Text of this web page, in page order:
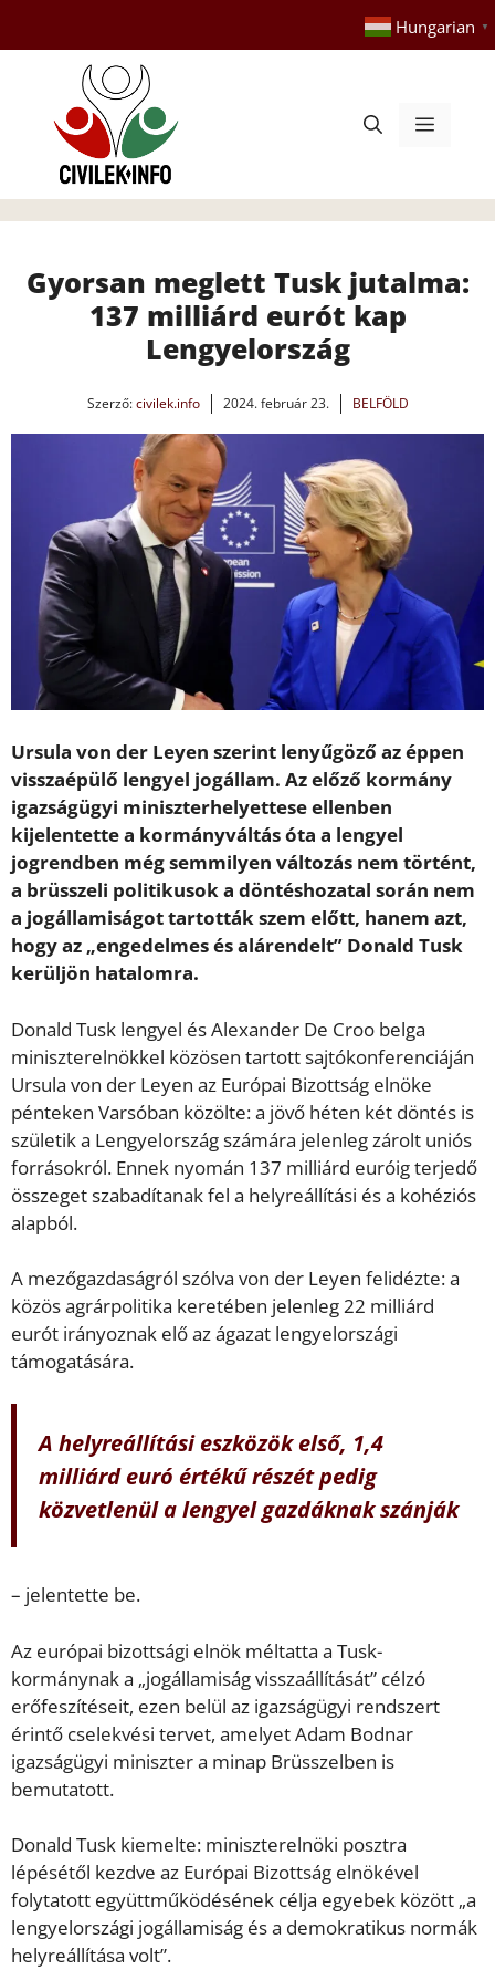
tartalomba
Hungarian ▼
Menü
Gyorsan meglett Tusk jutalma:
137 milliárd eurót kap
Lengyelország
Szerző:civilek.info 2024. február 23. BELFÖLD
Ursula von der Leyen szerint lenyűgöző az éppen
visszaépülő lengyel jogállam. Az előző kormány
igazságügyi miniszterhelyettese ellenben
kijelentette a kormányváltás óta a lengyel
jogrendben még semmilyen változás nem történt,
a brüsszeli politikusok a döntéshozatal során nem
a jogállamiságot tartották szem előtt, hanem azt,
hogy az „engedelmes és alárendelt” Donald Tusk
kerüljön hatalomra.
Donald Tusk lengyel és Alexander De Croo belga
miniszterelnökkel közösen tartott sajtókonferenciáján
Ursula von der Leyen az Európai Bizottság elnöke
pénteken Varsóban közölte: a jövő héten két döntés is
születik a Lengyelország számára jelenleg zárolt uniós
forrásokról. Ennek nyomán 137 milliárd euróig terjedő
összeget szabadítanak fel a helyreállítási és a kohéziós
alapból.
A mezőgazdaságról szólva von der Leyen felidézte: a
közös agrárpolitika keretében jelenleg 22 milliárd
eurót irányoznak elő az ágazat lengyelországi
támogatására.
A helyreállítási eszközök első, 1,4
milliárd euró értékű részét pedig
közvetlenül a lengyel gazdáknak szánják
– jelentette be.
Az európai bizottsági elnök méltatta a Tusk-
kormánynak a „jogállamiság visszaállítását” célzó
erőfeszítéseit, ezen belül az igazságügyi rendszert
érintő cselekvési tervet, amelyet Adam Bodnar
igazságügyi miniszter a minap Brüsszelben is
bemutatott.
Donald Tusk kiemelte: miniszterelnöki posztra
lépésétől kezdve az Európai Bizottság elnökével
folytatott együttműködésének célja egyebek között „a
lengyelországi jogállamiság és a demokratikus normák
helyreállítása volt”.